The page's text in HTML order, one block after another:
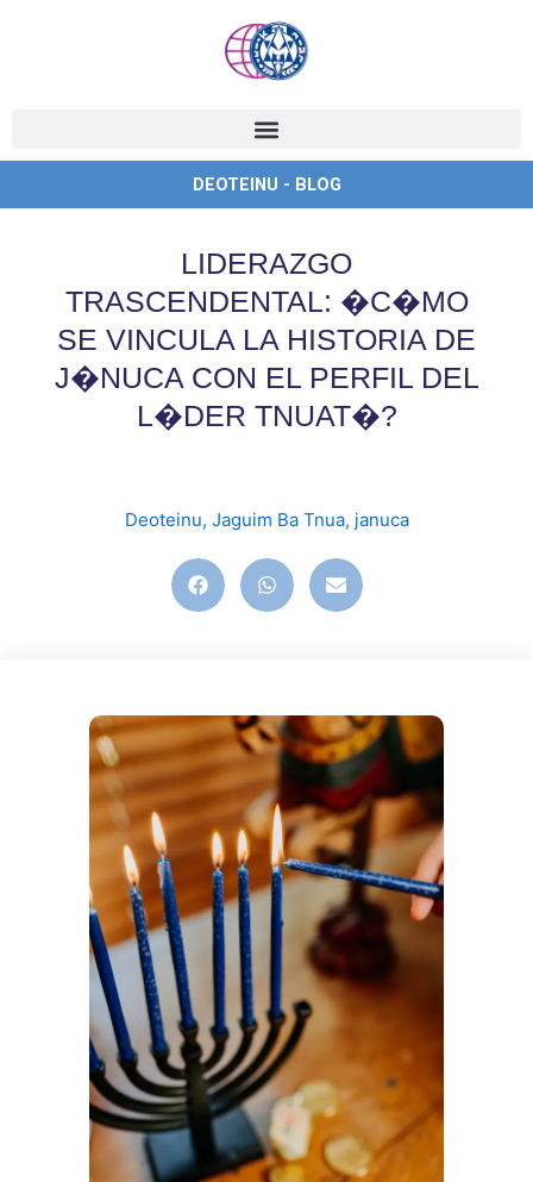
DEOTEINU - BLOG
LIDERAZGO
TRASCENDENTAL: �C�MO
SE VINCULA LA HISTORIA DE
J�NUCA CON EL PERFIL DEL
L�DER TNUAT�?
Deoteinu, Jaguim Ba Tnua, januca